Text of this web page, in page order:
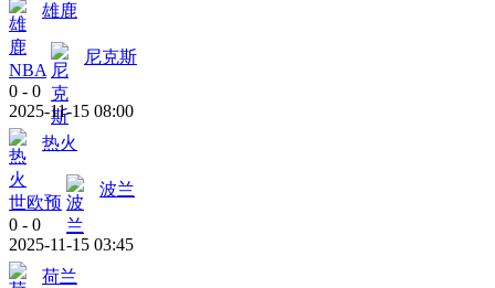
雄鹿
NBA
尼克斯
0 - 0
2025-11-15 08:00
热火
世欧预
波兰
0 - 0
2025-11-15 03:45
荷兰